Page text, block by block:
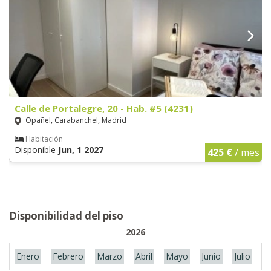
Calle de Portalegre, 20 - Hab. #5 (4231)
Opañel, Carabanchel, Madrid
Habitación
Disponible Jun, 1 2027 425 €/ mes
Disponibilidad del piso
2026
Enero Febrero Marzo Abril Mayo Junio Julio